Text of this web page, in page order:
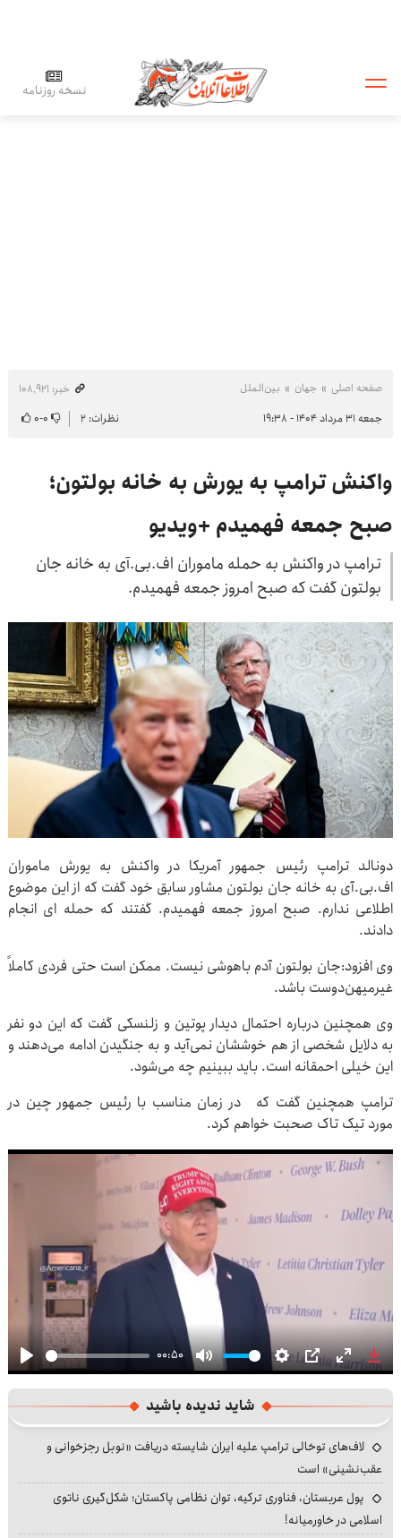
نسخه روزنامه
صفحه اصلی جهان بین‌الملل
خبر: ۱۰۸٬۹۲۱
جمعه ۳۱ مرداد ۱۴۰۴ - ۱۹:۳۸
نظرات: ۲ ۰-۰
واکنش ترامپ به یورش به خانه بولتون؛
صبح جمعه فهمیدم +ویدیو
ترامپ در واکنش به حمله ماموران اف.بی.آی به خانه جان
بولتون گفت که صبح امروز جمعه فهمیدم.
دونالد ترامپ رئیس جمهور آمریکا در واکنش به یورش ماموران
اف.بی.آی به خانه جان بولتون مشاور سابق خود گفت که از این موضوع
اطلاعی ندارم. صبح امروز جمعه فهمیدم. گفتند که حمله ای انجام
دادند.
وی افزود:جان بولتون آدم باهوشی نیست. ممکن است حتی فردی کاملاً
غیرمیهن‌دوست باشد.
وی همچنین درباره احتمال دیدار پوتین و زلنسکی گفت که این دو نفر
به دلایل شخصی از هم خوششان نمی‌آید و به جنگیدن ادامه می‌دهند و
این خیلی احمقانه است. باید ببینیم چه می‌شود.
ترامپ همچنین گفت که در زمان مناسب با رئیس جمهور چین در
مورد تیک تاک صحبت خواهم کرد.
Play
00:50
Mute Settings
PIP Enter
شاید ندیده باشید
لاف‌های توخالی ترامپ علیه ایران شایسته دریافت «نوبل رجزخوانی و
عقب‌نشینی» است
پول عربستان، فناوری ترکیه، توان نظامی پاکستان؛ شکل‌گیری ناتوی
اسلامی در خاورمیانه!